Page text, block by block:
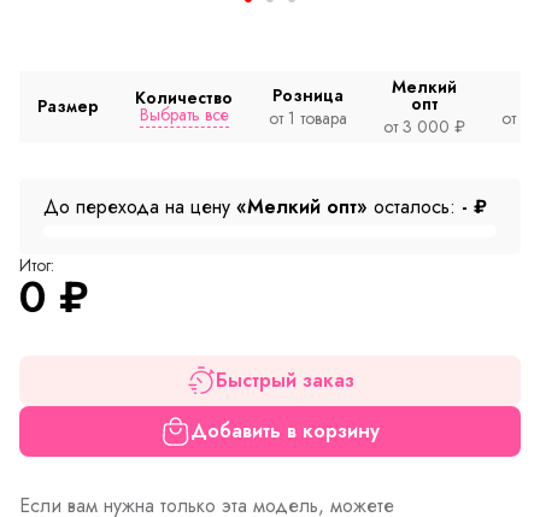
Размер Количество
Выбрать все
Розница
от 1 товара
Мелкий
опт
от 3 000 ₽
от
До перехода на цену «Мелкий опт» осталось: - ₽
Итог:
0 ₽
Быстрый заказ
Добавить в корзину
Если вам нужна только эта модель, можете